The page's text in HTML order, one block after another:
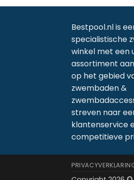
Bestpool.nl is
specialistische
winkel met een
assortiment
op het gebied
zwembaden &
streven naar
klantenservice
competitieve